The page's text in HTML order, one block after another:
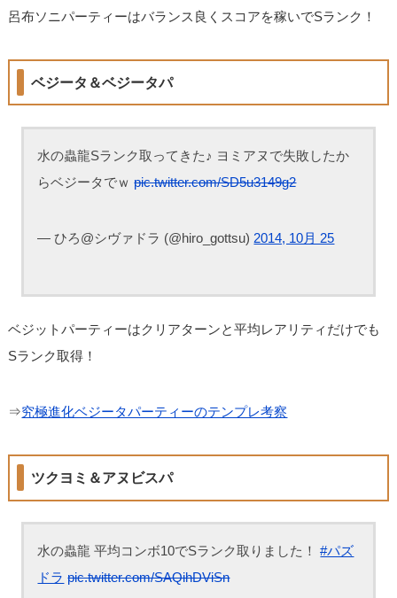
呂布ソニパーティーはバランス良くスコアを稼いでSランク！
ベジータ＆ベジータパ
水の蟲龍Sランク取ってきた♪ ヨミアヌで失敗したか
らベジータでｗpic.twitter.com/SD5u3149g2
— ひろ@シヴァドラ (@hiro_gottsu) 2014, 10月 25
ベジットパーティーはクリアターンと平均レアリティだけでも
Sランク取得！
⇒究極進化ベジータパーティーのテンプレ考察
ツクヨミ＆アヌビスパ
水の蟲龍 平均コンボ10でSランク取りました！#パズ
ドラ pic.twitter.com/SAQihDViSn